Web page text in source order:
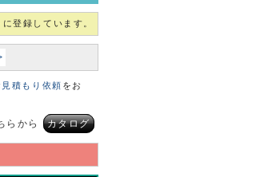
登録しています。
見積もり依頼 をお
らから カタログ